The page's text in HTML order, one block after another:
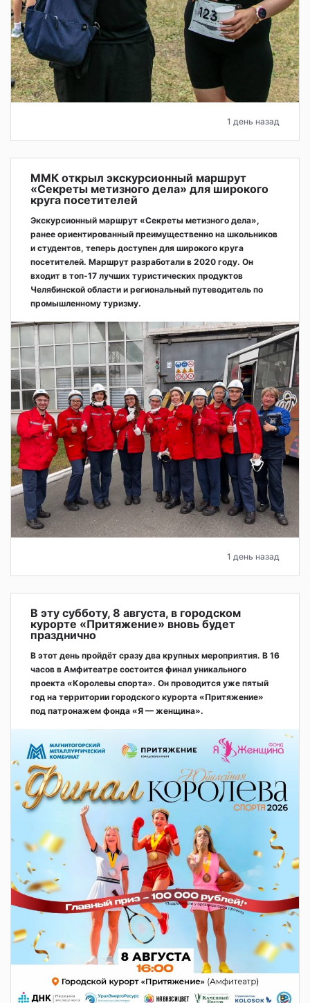
1 день назад
ММК открыл экскурсионный маршрут
«Секреты метизного дела» для широкого
круга посетителей
Экскурсионный маршрут «Секреты метизного дела»,
ранее ориентированный преимущественно на школьников
и студентов, теперь доступен для широкого круга
посетителей. Маршрут разработали в 2020 году. Он
входит в топ-17 лучших туристических продуктов
Челябинской области и региональный путеводитель по
промышленному туризму.
1 день назад
В эту субботу, 8 августа, в городском
курорте «Притяжение» вновь будет
празднично
В этот день пройдёт сразу два крупных мероприятия. В 16
часов в Амфитеатре состоится финал уникального
проекта «Королевы спорта». Он проводится уже пятый
год на территории городского курорта «Притяжение»
под патронажем фонда «Я — женщина».